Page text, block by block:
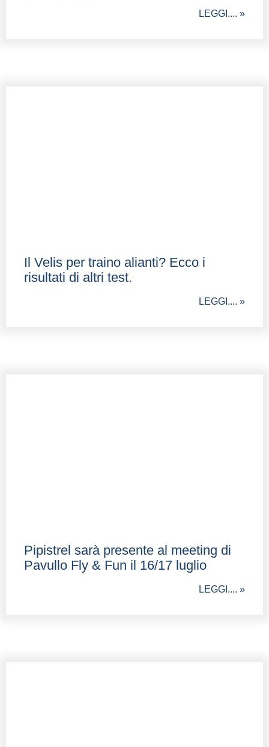
LEGGI.... »
Il Velis per traino alianti? Ecco i
risultati di altri test.
LEGGI.... »
Pipistrel sarà presente al meeting di
Pavullo Fly & Fun il 16/17 luglio
LEGGI.... »